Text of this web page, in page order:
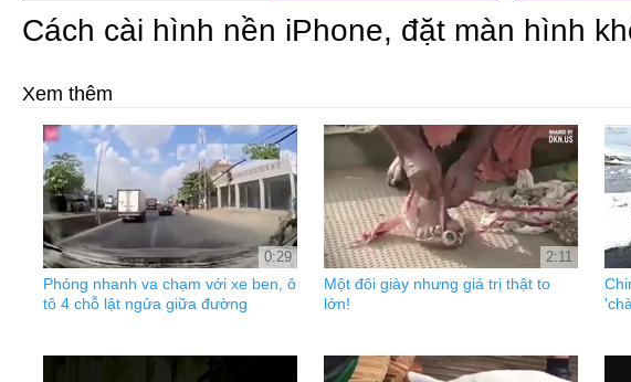
Cách cài hình nền iPhone, đặt màn hình
Xem thêm
0:29
Phóng nhanh va chạm với xe ben, ô
tô 4 chỗ lật ngửa giữa đường
2:11
Một đôi giày nhưng giá trị thật to
lớn!